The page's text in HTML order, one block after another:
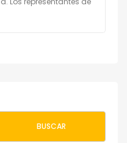
BUSCAR